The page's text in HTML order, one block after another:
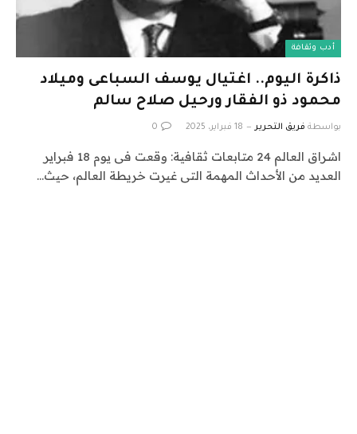
أدب وثقافة
ذاكرة اليوم.. اغتيال يوسف السباعى وميلاد
محمود ذو الفقار ورحيل صلاح سالم
بواسطة فريق التحرير 18 فبراير، 2025 0
اشراق العالم 24 متابعات ثقافية: وقعت فى يوم 18 فبراير
العديد من الأحداث المهمة التى غيرت خريطة العالم، حيث…